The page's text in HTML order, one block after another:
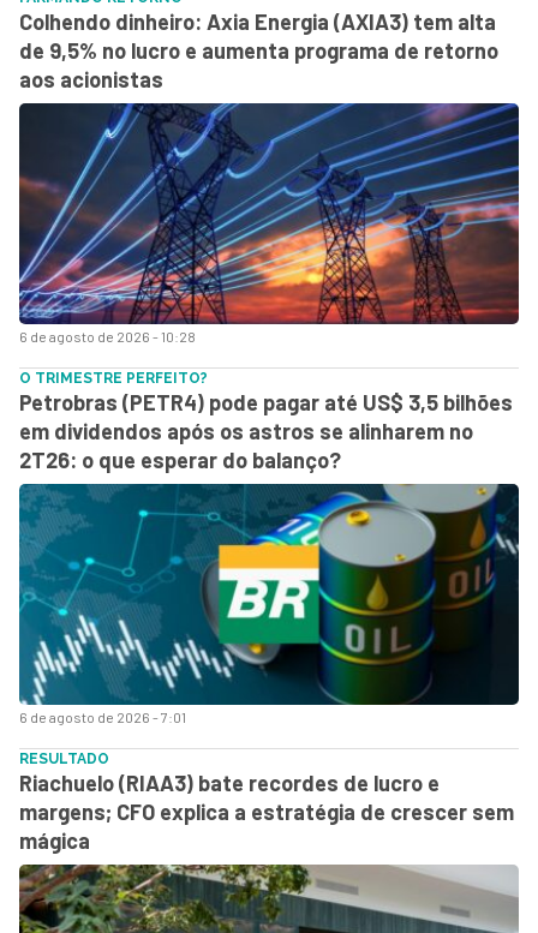
6 de agosto de 2026 - 10:28
Colhendo dinheiro: Axia Energia (AXIA3) tem alta
de 9,5% no lucro e aumenta programa de retorno
aos acionistas
6 de agosto de 2026 - 7:01
O TRIMESTRE PERFEITO?
Petrobras (PETR4) pode pagar até US$ 3,5 bilhões
em dividendos após os astros se alinharem no
2T26: o que esperar do balanço?
RESULTADO
Riachuelo (RIAA3) bate recordes de lucro e
margens; CFO explica a estratégia de crescer sem
mágica